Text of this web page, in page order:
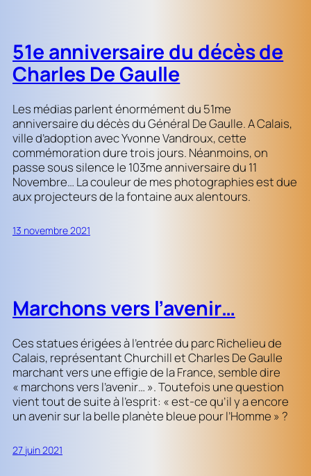
51e anniversaire du décès de
Charles De Gaulle
Les médias parlent énormément du 51me
anniversaire du décès du Général De Gaulle. A Calais,
ville d’adoption avec Yvonne Vandroux, cette
commémoration dure trois jours. Néanmoins, on
passe sous silence le 103me anniversaire du 11
Novembre… La couleur de mes photographies est due
aux projecteurs de la fontaine aux alentours.
13 novembre 2021
Marchons vers l’avenir…
Ces statues érigées à l’entrée du parc Richelieu de
Calais, représentant Churchill et Charles De Gaulle
marchant vers une effigie de la France, semble dire
« marchons vers l’avenir… ». Toutefois une question
vient tout de suite à l’esprit: « est-ce qu’il y a encore
un avenir sur la belle planète bleue pour l’Homme » ?
27 juin 2021